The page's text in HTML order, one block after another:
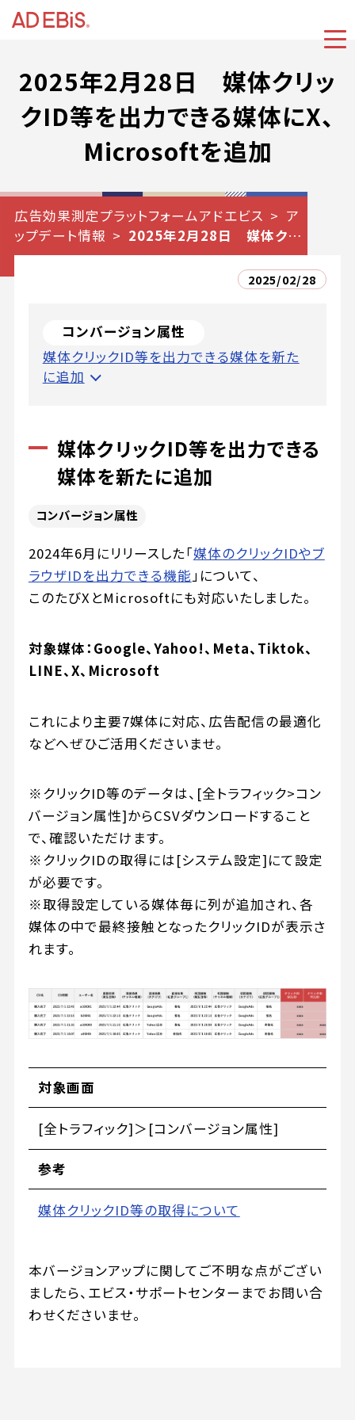
2025年2月28日 媒体クリッ
クID等を出力できる媒体にX、
Microsoftを追加
広告効果測定プラットフォームアドエビス
ア
ップデート情報
2025年2月28日 媒体クリ
ックID等を出力できる媒体にX、Microsoftを
追加
2025/02/28
コンバージョン属性
媒体クリックID等を出力できる媒体を新た
に追加
媒体クリックID等を出力できる
媒体を新たに追加
コンバージョン属性
2024年6月にリリースした「媒体のクリックIDやブ
ラウザIDを出力できる機能」について、
このたびXとMicrosoftにも対応いたしました。
対象媒体：Google、Yahoo!、Meta、Tiktok、
LINE、X、Microsoft
これにより主要7媒体に対応、広告配信の最適化
などへぜひご活用くださいませ。
※クリックID等のデータは、[全トラフィック>コン
バージョン属性]からCSVダウンロードすること
で、確認いただけます。
※クリックIDの取得には[システム設定]にて設定
が必要です。
※取得設定している媒体毎に列が追加され、各
媒体の中で最終接触となったクリックIDが表示さ
れます。
対象画面
[全トラフィック]＞[コンバージョン属性]
参考
媒体クリックID等の取得について
本バージョンアップに関してご不明な点がござい
ましたら、エビス・サポートセンターまでお問い合
わせくださいませ。